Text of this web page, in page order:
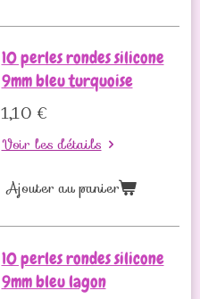
10 perles rondes silicone
9mm bleu turquoise
1,10 €
Voir les détails
Ajouter au panier
10 perles rondes silicone
9mm bleu lagon